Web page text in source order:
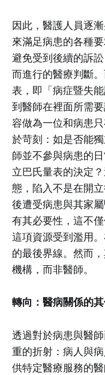
因此，醫護人員逐
來滿足病患的各種
避免受到後續的訴
而進行的醫療判斷
表，即「病症暨失
到醫師在裡面所需
容做為一位和病患
於苛刻：如是否能
師並不參與病患的
立巴氏量表的決定
態，陷入不是在開
後遭受病患與其家
有其必要性，這不
這項資源受到濫用
的最後界線。然而
機構，而非醫師。
轉向：醫病關係的
透過對於病患與醫
重的折射：病人與
供特定醫療服務的